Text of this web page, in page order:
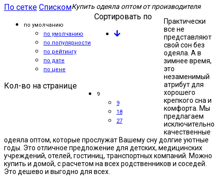
По сетке Списком
Сортировать по
по умолчанию
по умолчанию
по популярности
по рейтингу
по дате
по цене
Кол-во на странице
9
9
18
27
Купить одеяла оптом от производителя
Практически
все не
представляют
свой сон без
одеяла. А в
зимнее время,
это
незаменимый
атрибут для
хорошего
крепкого сна и
комфорта. Мы
предлагаем
исключительно
качественные
одеяла оптом, которые прослужат Вашему сну долгие уютные
годы. Это отличное предложение для детских, медицинских
учреждений, отелей, гостиниц, транспортных компаний. Можно
купить и домой, с расчетом на всех родственников и соседей.
Это дешево и выгодно для всех.